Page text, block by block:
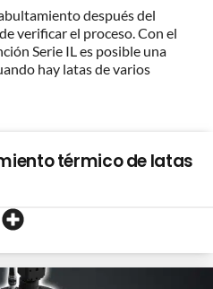
después del
verificar el proceso. Con el
Serie IL es posible una
hay latas de varios
térmico de latas